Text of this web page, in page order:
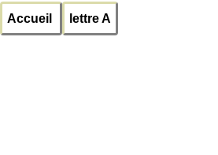
Accueil lettre A